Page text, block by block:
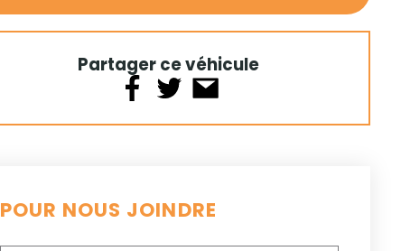
Partager ce véhicule
POUR NOUS JOINDRE